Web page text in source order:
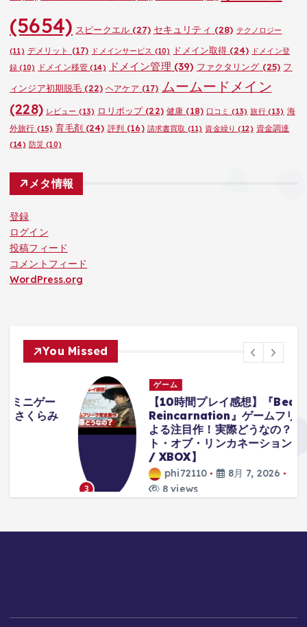
(5654) スピークエル(27) セキュリティ (28) テクノロジー
(11) デメリット (17) ドメインサービス (10) ドメイン取得 (24) ドメイン登
録 (10) ドメイン移管(14) ドメイン管理 (39) ファクタリング (25) フ
ィンジア初期脱毛 (22) ヘアケア (17) ムームードメイン
(228) レビュー (13) ロリポップ(22) 健康 (18) 口コミ (13) 旅行(13) 海
外旅行 (15) 育毛剤(24) 評判 (16) 請求書買取 (11) 資金繰り (12) 資金調達
(14) 防災 (10)
メタ情報
登録
ログイン
投稿フィード
コメントフィード
WordPress.org
You Missed
ゲーム
【10時間プレイ感想】『Beast of
Reincarnation』ゲームフリークに
よる注目作！実際どうなの？【ビース
ト・オブ・リンカネーション / PS5
/ XBOX】
phi72110
8月 7, 2026
8 views